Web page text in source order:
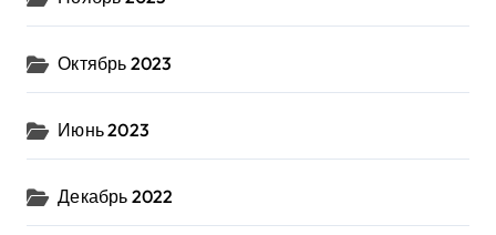
Октябрь 2023
Июнь 2023
Декабрь 2022